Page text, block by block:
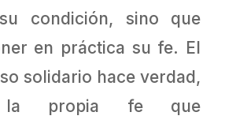
condición, sino que
en práctica su fe. El
solidario hace verdad,
la propia fe que